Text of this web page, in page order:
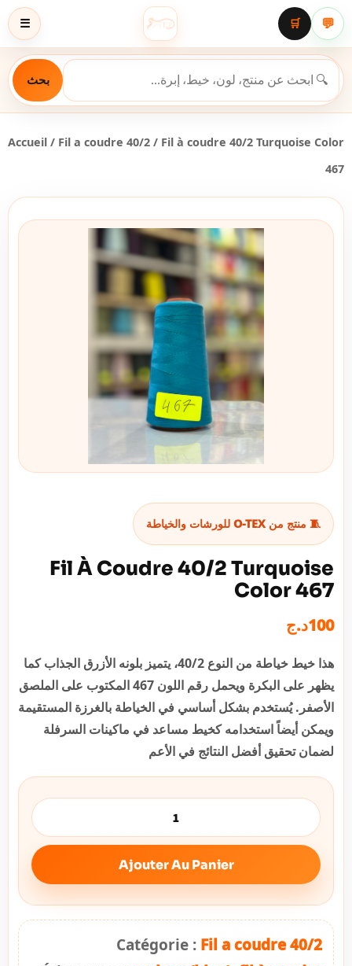
☰ 💬
🛒
بحث
Accueil / Fil a coudre 40/2 / Fil à coudre 40/2 Turquoise Color
467
🧵 منتج من O-TEX للورشات والخياطة
Fil À Coudre 40/2 Turquoise
Color 467
100د.ج
هذا خيط خياطة من النوع 40/2، يتميز بلونه الأزرق الجذاب كما
يظهر على البكرة ويحمل رقم اللون 467 المكتوب على الملصق
الأصفر. يُستخدم بشكل أساسي في الخياطة بالغرزة المستقيمة
ويمكن أيضاً استخدامه كخيط مساعد في ماكينات السرفلة
لضمان تحقيق أفضل النتائج في الأعم
Ajouter Au Panier
Catégorie : Fil a coudre 40/2